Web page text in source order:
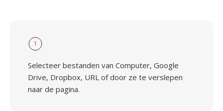
1
Selecteer bestanden van Computer, Google
Drive, Dropbox, URL of door ze te verslepen
naar de pagina.